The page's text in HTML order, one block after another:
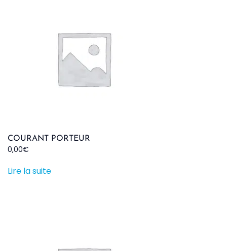
COURANT PORTEUR
0,00€
Lire la suite